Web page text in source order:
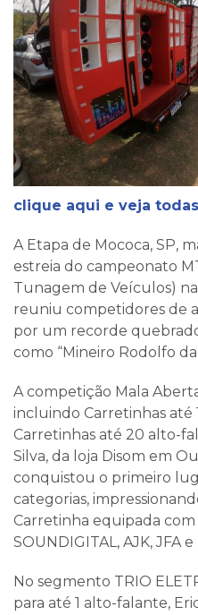
clique aqui e veja
A Etapa de Mococa, SP,
estreia do campeonato
Tunagem de Veículos)
reuniu competidores de
por um recorde
como “Mineiro Rodolfo
A competição Mala
incluindo Carretinhas até
Carretinhas até 20 alto-
Silva, da loja Disom em
conquistou o primeiro
categorias,
Carretinha equipada
SOUNDIGITAL, AJK, JFA
No segmento TRIO
para até 1 alto-falante,